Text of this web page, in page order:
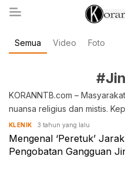
koranntb.com
Semua Video Foto
KORANNTB.com –
nuansa religius dan mistis.
KLENIK 3 tahun yang lalu
Mengenal ‘Peretuk’
Pengobatan Gangguan